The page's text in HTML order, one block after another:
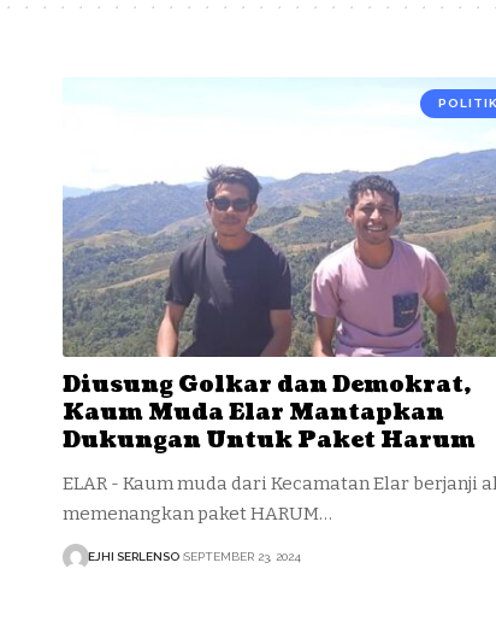
POLITIK
Diusung Golkar dan Demokrat,
Kaum Muda Elar Mantapkan
Dukungan Untuk Paket Harum
ELAR - Kaum muda dari Kecamatan Elar berjanji
memenangkan paket HARUM…
EJHI SERLENSO SEPTEMBER 23, 2024